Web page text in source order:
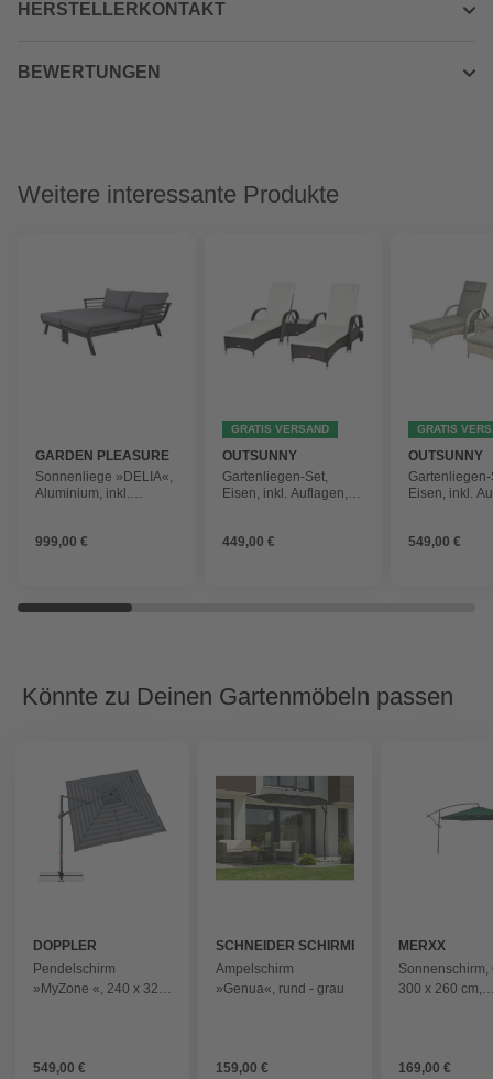
HERSTELLERKONTAKT
BEWERTUNGEN
Weitere interessante Produkte
GARDEN PLEASURE
Sonnenliege »DELIA«,
Aluminium, inkl.
999,00 €
GRATIS VERSAND
OUTSUNNY
Gartenliegen-Set,
Eisen, inkl. Auflagen,
449,00 €
GRATIS
OUTSUNNY
Gartenliegen-
Eisen, inkl.
549,00 €
Könnte zu Deinen Gartenmöbeln passen
DOPPLER
Pendelschirm
»MyZone «, 240 x 320
549,00 €
SCHNEIDER SCHIRME
Ampelschirm
»Genua«, rund - grau
159,00 €
MERXX
Sonnenschirm,
300 x 260 cm,
169,00 €